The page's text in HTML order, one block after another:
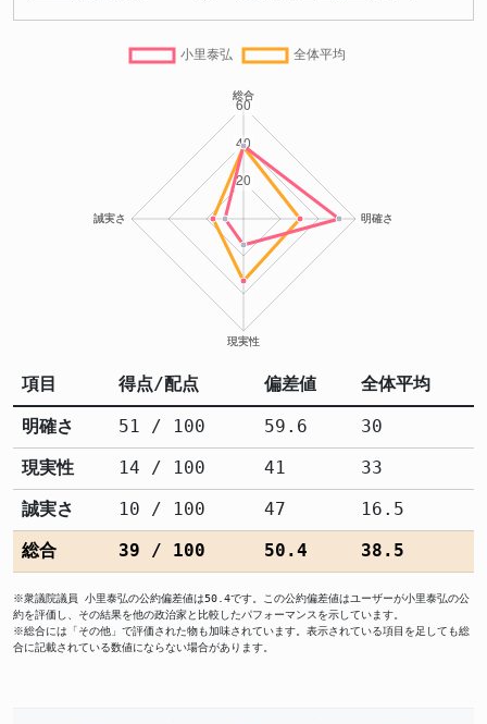
項目 得点/配点 偏差値 全体平均
明確さ 51 / 100 59.6
30
現実性
14 / 100 41
33
誠実さ
10 / 100 47
16.5
総合
39 / 100 50.4 38.5
※衆議院議員 小里泰弘の公約偏差値は50.4です。この公約偏差値はユーザーが小里泰弘の公
約を評価し、その結果を他の政治家と比較したパフォーマンスを示しています。
※総合には「その他」で評価された物も加味されています。表示されている項目を足しても総
合に記載されている数値にならない場合があります。